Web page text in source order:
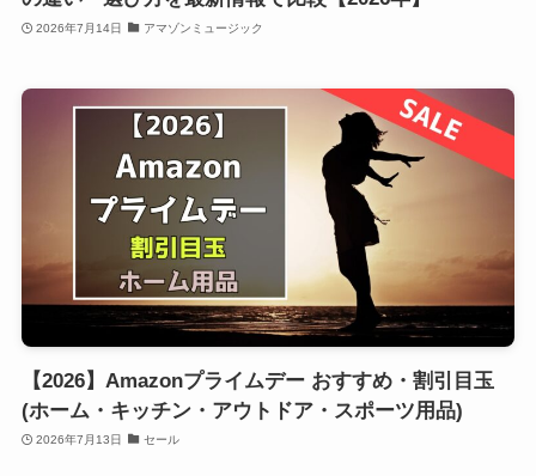
2026年7月14日 アマゾンミュージック
【2026】Amazonプライムデー おすすめ・割引目玉
(ホーム・キッチン・アウトドア・スポーツ用品)
2026年7月13日 セール